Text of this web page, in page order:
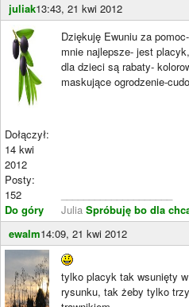
juliak13:43, 21 kwi 2012
Dołączył:
14 kwi
2012
Posty:
152
Do góry
Dziękuję Ewuniu za
mnie najlepsze- jest
dla dzieci są rabaty-
maskujące ogrodzenie-
Julia Spróbuję bo dla
ewalm14:09, 21 kwi 2012
tylko placyk tak wsunięty
rysunku, tak żeby tylko